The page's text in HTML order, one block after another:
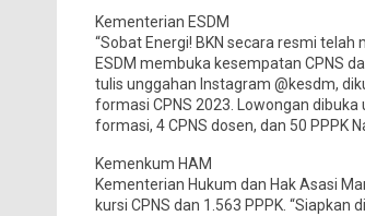
Kementerian ESDM
“Sobat Energi! BKN secara resmi
ESDM membuka kesempatan CPNS
tulis unggahan Instagram @kesdm,
formasi CPNS 2023. Lowongan
formasi, 4 CPNS dosen, dan 50 PPPK
Kemenkum HAM
Kementerian Hukum dan Hak Asasi
kursi CPNS dan 1.563 PPPK.